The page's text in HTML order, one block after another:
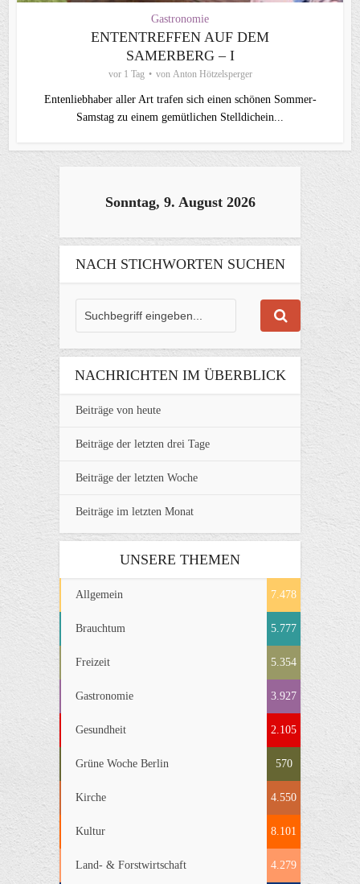
Gastronomie
ENTENTREFFEN AUF DEM
SAMERBERG – I
vor 1 Tag von Anton Hötzelsperger
Entenliebhaber aller Art trafen sich einen schönen Sommer-
Samstag zu einem gemütlichen Stelldichein...
Sonntag, 9. August 2026
NACH STICHWORTEN SUCHEN
NACHRICHTEN IM ÜBERBLICK
Beiträge von heute
Beiträge der letzten drei Tage
Beiträge der letzten Woche
Beiträge im letzten Monat
UNSERE THEMEN
Allgemein 7.478
Brauchtum 5.777
Freizeit 5.354
Gastronomie 3.927
Gesundheit 2.105
Grüne Woche Berlin 570
Kirche 4.550
Kultur 8.101
Land- & Forstwirtschaft 4.279